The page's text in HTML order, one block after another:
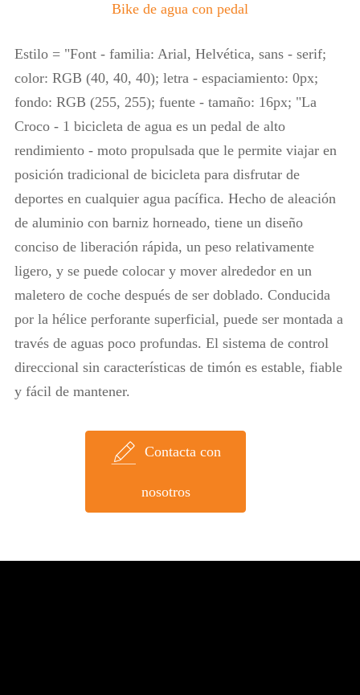
Bike de agua con pedal
Estilo = "Font - familia: Arial, Helvética, sans - serif;
color: RGB (40, 40, 40); letra - espaciamiento: 0px;
fondo: RGB (255, 255); fuente - tamaño: 16px; "La
Croco - 1 bicicleta de agua es un pedal de alto
rendimiento - moto propulsada que le permite viajar en
posición tradicional de bicicleta para disfrutar de
deportes en cualquier agua pacífica. Hecho de aleación
de aluminio con barniz horneado, tiene un diseño
conciso de liberación rápida, un peso relativamente
ligero, y se puede colocar y mover alrededor en un
maletero de coche después de ser doblado. Conducida
por la hélice perforante superficial, puede ser montada a
través de aguas poco profundas. El sistema de control
direccional sin características de timón es estable, fiable
y fácil de mantener.
Contacta con
nosotros